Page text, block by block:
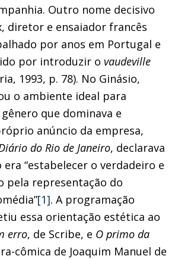
Outro nome decisivo
diretor e ensaiador francês
por anos em Portugal e
por introduzir o vaudeville
1993, p. 78). No Ginásio,
o ambiente ideal para
que dominava e
anúncio da empresa,
do Rio de Janeiro, declarava
“estabelecer o verdadeiro e
pela representação do
[1]. A programação
essa orientação estética ao
erro, de Scribe, e O primo da
cômica de Joaquim Manuel de